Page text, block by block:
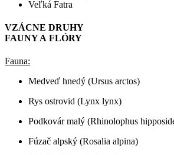
Veľká Fatra
VZÁCNE DRUHY
FAUNY A FLÓRY
Fauna:
Medveď hnedý (Ursus arctos)
Rys ostrovid (Lynx lynx)
Podkovár malý (Rhinolophus
Fúzač alpský (Rosalia alpina)